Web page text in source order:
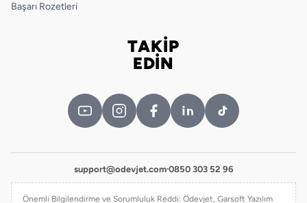
Başarı Rozetleri
TAKİP
EDİN
support@odevjet.com·0850 303 52 96
Önemli Bilgilendirme ve Sorumluluk Reddi: Ödevjet, Garsoft Yazılım